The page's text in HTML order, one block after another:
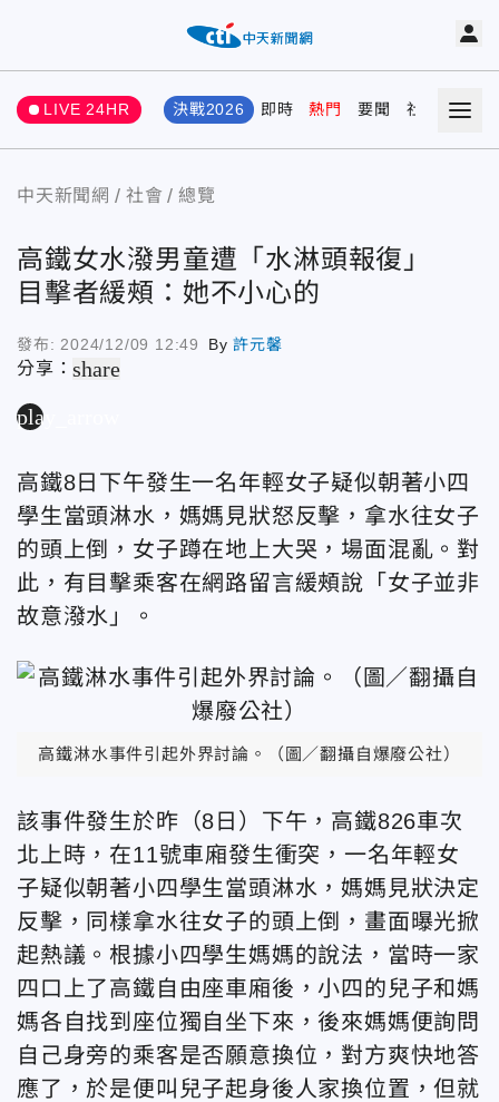
LIVE 24HR 決戰2026 即時 熱門 要聞 社會 娛樂
中天新聞網 社會 總覽
高鐵女水潑男童遭「水淋頭報復」
目擊者緩頰：她不小心的
發布: 2024/12/09 12:49 By許元馨
分享：share
play_arrow
高鐵8日下午發生一名年輕女子疑似朝著小四
學生當頭淋水，媽媽見狀怒反擊，拿水往女子
的頭上倒，女子蹲在地上大哭，場面混亂。對
此，有目擊乘客在網路留言緩頰說「女子並非
故意潑水」。
高鐵淋水事件引起外界討論。（圖／翻攝自爆廢公社）
該事件發生於昨（8日）下午，高鐵826車次
北上時，在11號車廂發生衝突，一名年輕女
子疑似朝著小四學生當頭淋水，媽媽見狀決定
反擊，同樣拿水往女子的頭上倒，畫面曝光掀
起熱議。根據小四學生媽媽的說法，當時一家
四口上了高鐵自由座車廂後，小四的兒子和媽
媽各自找到座位獨自坐下來，後來媽媽便詢問
自己身旁的乘客是否願意換位，對方爽快地答
應了，於是便叫兒子起身後人家換位置，但就